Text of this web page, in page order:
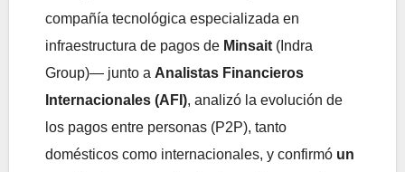
compañía tecnológica especializada en
infraestructura de pagos de Minsait (Indra
Group)— junto a Analistas Financieros
Internacionales (AFI), analizó la evolución de
los pagos entre personas (P2P), tanto
domésticos como internacionales, y confirmó un